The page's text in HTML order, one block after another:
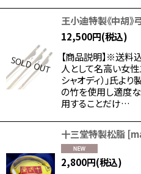
王小迪特製《中胡》
12,500円(税込)
【商品説明】※送料
人として名高い女性
シャオディ）」氏よ
の竹を使用し適度
用することだけ…
十三堂特製松脂 [
2,800円(税込)